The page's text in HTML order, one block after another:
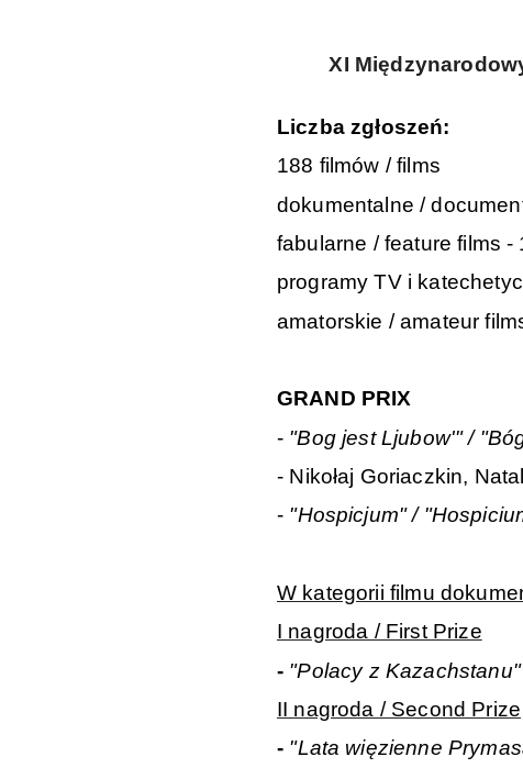
XI
Liczba zgłoszeń:
188 filmów / films
dokumentalne /
fabularne / feature films -
programy TV i
amatorskie / amateur
GRAND PRIX
- "Bog jest Ljubow'" /
- Nikołaj Goriaczkin,
- "Hospicjum" /
W kategorii filmu
I nagroda / First Prize
- "Polacy z
II nagroda / Second Prize
- "Lata więzienne